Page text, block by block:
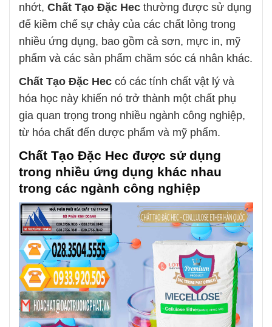
nhớt, Chất Tạo Đặc Hec thường được sử dụng
để kiềm chế sự chảy của các chất lỏng trong
nhiều ứng dụng, bao gồm cả sơn, mực in, mỹ
phẩm và các sản phẩm chăm sóc cá nhân khác.
Chất Tạo Đặc Hec có các tính chất vật lý và
hóa học này khiến nó trở thành một chất phụ
gia quan trọng trong nhiều ngành công nghiệp,
từ hóa chất đến dược phẩm và mỹ phẩm.
Chất Tạo Đặc Hec được sử dụng
trong nhiều ứng dụng khác nhau
trong các ngành công nghiệp